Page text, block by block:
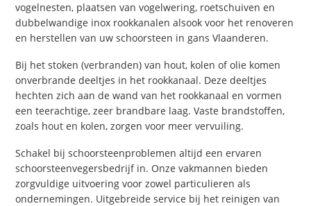
vogelnesten, plaatsen van vogelwering, roetschuiven en
dubbelwandige inox rookkanalen alsook voor het renoveren
en herstellen van uw schoorsteen in gans Vlaanderen.
Bij het stoken (verbranden) van hout, kolen of olie komen
onverbrande deeltjes in het rookkanaal. Deze deeltjes
hechten zich aan de wand van het rookkanaal en vormen
een teerachtige, zeer brandbare laag. Vaste brandstoffen,
zoals hout en kolen, zorgen voor meer vervuiling.
Schakel bij schoorsteenproblemen altijd een ervaren
schoorsteenvegersbedrijf in. Onze vakmannen bieden
zorgvuldige uitvoering voor zowel particulieren als
ondernemingen. Uitgebreide service bij het reinigen van